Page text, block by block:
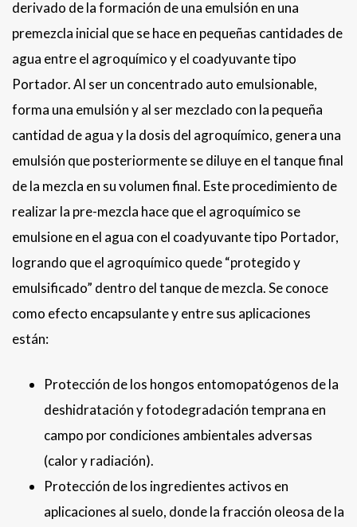
derivado de la formación de una emulsión en una
premezcla inicial que se hace en pequeñas cantidades de
agua entre el agroquímico y el coadyuvante tipo
Portador. Al ser un concentrado auto emulsionable,
forma una emulsión y al ser mezclado con la pequeña
cantidad de agua y la dosis del agroquímico, genera una
emulsión que posteriormente se diluye en el tanque final
de la mezcla en su volumen final. Este procedimiento de
realizar la pre-mezcla hace que el agroquímico se
emulsione en el agua con el coadyuvante tipo Portador,
logrando que el agroquímico quede “protegido y
emulsificado” dentro del tanque de mezcla. Se conoce
como efecto encapsulante y entre sus aplicaciones
están:
Protección de los hongos entomopatógenos de la
deshidratación y fotodegradación temprana en
campo por condiciones ambientales adversas
(calor y radiación).
Protección de los ingredientes activos en
aplicaciones al suelo, donde la fracción oleosa de la